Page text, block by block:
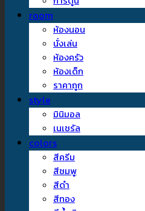
room
ห้องนอน
นั่งเล่น
ห้องครัว
ห้องเด็ก
ราคาถูก
style
มินิมอล
เนเชรัล
colors
สีครีม
สีชมพู
สีดำ
สีทอง